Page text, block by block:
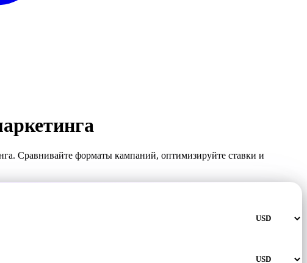
Сравнивайте форматы кампаний, оптимизируйте ставки и